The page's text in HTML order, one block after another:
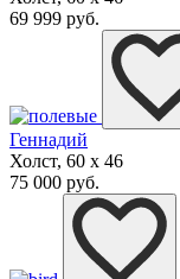
69 999 руб.
Геннадий
Холст, 60 x 46
75 000 руб.